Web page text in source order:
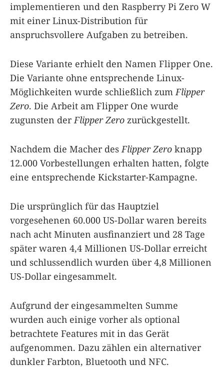
implementieren und den Raspberry Pi Zero W
mit einer Linux-Distribution für
anspruchsvollere Aufgaben zu betreiben.
Diese Variante erhielt den Namen Flipper One.
Die Variante ohne entsprechende Linux-
Möglichkeiten wurde schließlich zumFlipper
Zero. Die Arbeit am Flipper One wurde
zugunsten derFlipper Zero zurückgestellt.
Nachdem die Macher desFlipper Zero knapp
12.000 Vorbestellungen erhalten hatten, folgte
eine entsprechende Kickstarter-Kampagne.
Die ursprünglich für das Hauptziel
vorgesehenen 60.000 US-Dollar waren bereits
nach acht Minuten ausfinanziert und 28 Tage
später waren 4,4 Millionen US-Dollar erreicht
und schlussendlich wurden über 4,8 Millionen
US-Dollar eingesammelt.
Aufgrund der eingesammelten Summe
wurden auch einige vorher als optional
betrachtete Features mit in das Gerät
aufgenommen. Dazu zählen ein alternativer
dunkler Farbton, Bluetooth und NFC.